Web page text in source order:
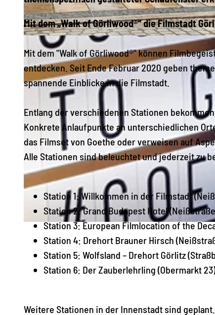
© Europastadt GörlitzZgorzelec GmbH
© Europastadt GörlitzZgorzelec GmbH
Mit dem „Walk of Görliwood®“ die Filmstadt
Mit dem "Walk of Görliwood®" können
entdecken. Seit Ende Februar 2020 geben
spannende Einblicke in die Filmstadt.
Entlang der verschiedenen Stationen
Konkrete Anlaufpunkte an unterschiedlichen
das Filmset von Goethe oder verweisen auf
Alle Stationen sind beleuchtet und jederzeit zu
Station 1: Willkommen in der Filmstadt
Station 2: Grand Budapest Hotel
Station 3: European Filmlocation of the
Station 4: Drehort Brauner Hirsch
Station 5: Wolfsland – Drehort Görlitz
Station 6: Der Zauberlehrling (Obermarkt 23)
Weitere Stationen in der Innenstadt sind geplant.